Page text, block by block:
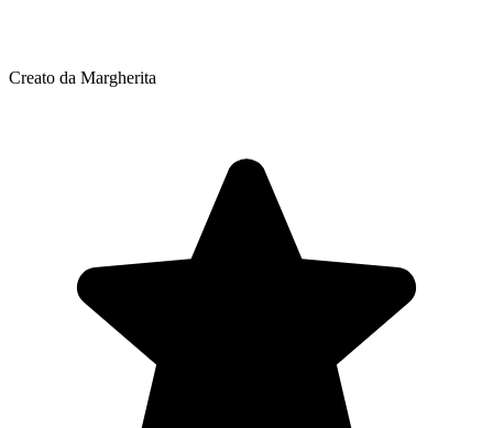
Creato da Margherita